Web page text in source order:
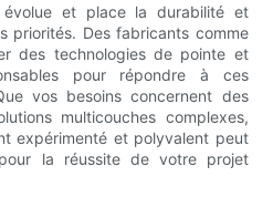
évolue et place la durabilité et
priorités. Des fabricants comme
des technologies de pointe et
pour répondre à ces
vos besoins concernent des
multicouches complexes,
expérimenté et polyvalent peut
la réussite de votre projet